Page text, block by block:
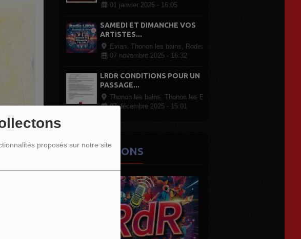
proposés sur notre site
01 janvier 2025 - 16:05
SAMEDI ET DIMANCHE VOS
ARTISTES...
Evian, Thonon les bains, Rodez Paris, partout en France
07 novembre 2025 - 16:32
LRDR CONDITIONS POUR UN
PASSAGE...
Thonon les bains, Thonon les Bains
07 décembre 2025 - 15:01
LES ÉMISSIONS